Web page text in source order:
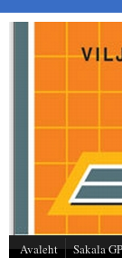
Liigu edasi põhisisu
Avaleht Sakala GP